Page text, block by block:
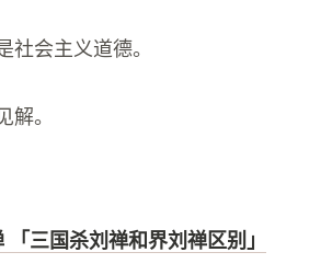
社会主义道德。
解。
「三国杀刘禅和界刘禅区别」